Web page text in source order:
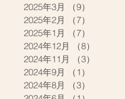
2025年3月
（9）
2025年2月
（7）
2025年1月
（7）
2024年12月
（8）
2024年11月
（3）
2024年9月
（1）
2024年8月
（3）